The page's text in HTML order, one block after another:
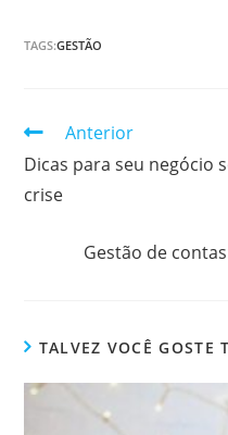
TAGS:GESTÃO
Continuar
lendo
Anterior
Dicas para seu negócio
crise
Gestão de
TALVEZ VOCÊ GOSTE